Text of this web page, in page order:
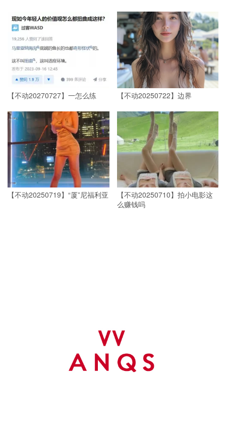
【不动20270727】一怎么练 ​​​ 【不动20250722】边界
【不动20250719】“厦”尼福利亚
【不动20250710】拍小电影这
么赚钱吗